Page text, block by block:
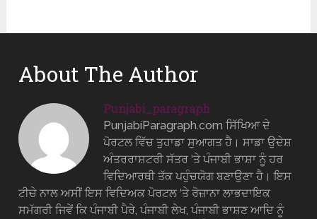
About The Author
Punjabi_paragraph
PunjabiParagraph.com ਸਿੱਖਿਆ ਦੇ
ਪੋਰਟਲ ਵਿੱਚ ਤੁਹਾਡਾ ਸੁਆਗਤ ਹੈ। ਸਾਡਾ ਉਦੇਸ਼
ਅੰਤਰਰਾਸ਼ਟਰੀ ਸੱਤਰ ‘ਤੇ ਪੰਜਾਬੀ ਭਾਸ਼ਾ ਨੂੰ ਹਰ
ਵਿਦਿਆਰਥੀ ਤੱਕ ਪਹੁੰਚਯੋਗ ਬਣਾਉਣਾ ਹੈ। ਇਸ
ਟੀਚੇ ਨਾਲ ਅਸੀਂ ਇਸ ਵਿਦਿਅਕ ਪੋਰਟਲ ‘ਤੇ ਰੋਜ਼ਾਨਾ ਲਾਭਦਾਇਕ
ਸਮੱਗਰੀ ਜਿਵੇਂ ਕਿ ਪੰਜਾਬੀ ਪੈਰੇ, ਪੰਜਾਬੀ ਲੇਖ, ਪੰਜਾਬੀ ਭਾਸ਼ਣ ਆਦਿ ਨੂੰ